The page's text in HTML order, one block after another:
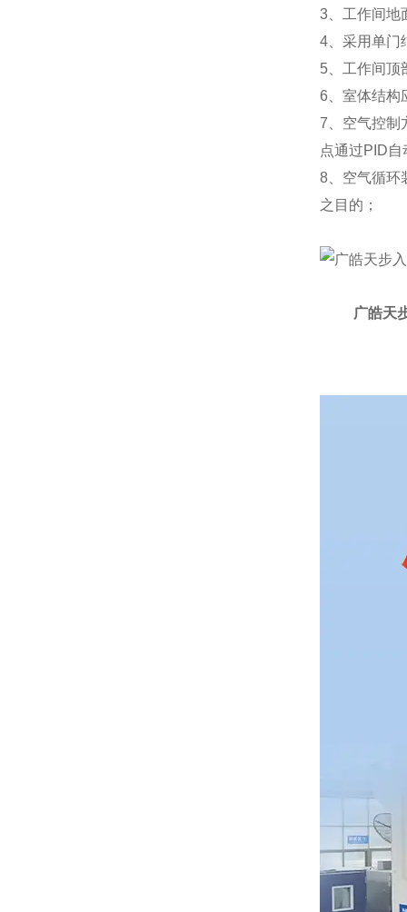
3、工作间地
4、采用单门
5、工作间顶
6、室体结构
7、空气控制
点通过PID
8、空气循环
之目的；
广皓天